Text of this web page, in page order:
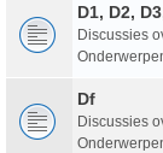
D1, D2,
Discussies
Df
Discussies